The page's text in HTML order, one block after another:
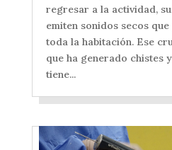
regresar a la actividad,
emiten sonidos secos
toda la habitación. Ese
que ha generado chistes
tiene...